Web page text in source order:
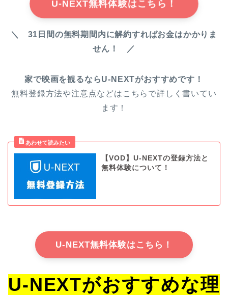
U-NEXT無料体験はこちら！
＼ 31日間の無料期間内に解約すればお金はかかりま
せん！ ／
家で映画を観るならU-NEXTがおすすめです！
無料登録方法や注意点などはこちらで詳しく書いてい
ます！
【VOD】U-NEXTの登録方法と
無料体験について！
U-NEXT無料体験はこちら！
U-NEXTがおすすめな理